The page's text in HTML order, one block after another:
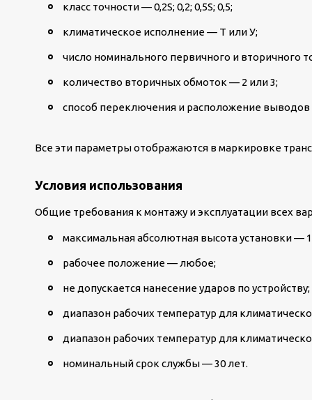
класс точности — 0,2S; 0,2; 0,5S; 0,5;
климатическое исполнение — Т или У;
число номинального первичного и вторичного
количество вторичных обмоток — 2 или 3;
способ переключения и расположение
Все эти параметры отображаются в маркировке
Условия использования
Общие требования к монтажу и эксплуатации всех
максимальная абсолютная высота установки —
рабочее положение — любое;
не допускается нанесение ударов по устройству;
диапазон рабочих температур для
диапазон рабочих температур для
номинальный срок службы — 30 лет.